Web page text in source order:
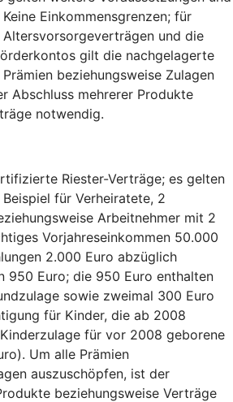
Einkommensgrenzen; für
Altersvorsorgeverträgen und die
gilt die nachgelagerte
beziehungsweise Zulagen
Abschluss mehrerer Produkte
notwendig.
Riester-Verträge; es gelten
für Verheiratete, 2
Arbeitnehmer mit 2
Vorjahreseinkommen 50.000
2.000 Euro abzüglich
950 Euro; die 950 Euro enthalten
sowie zweimal 300 Euro
für Kinder, die ab 2008
für vor 2008 geborene
Um alle Prämien
auszuschöpfen, ist der
beziehungsweise Verträge